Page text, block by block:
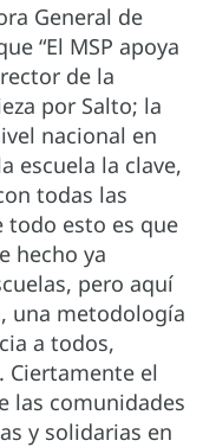
General de
“El MSP apoya
de la
por Salto; la
nacional en
escuela la clave,
todas las
esto es que
hecho ya
pero aquí
una metodología
a todos,
Ciertamente el
las comunidades
y solidarias en